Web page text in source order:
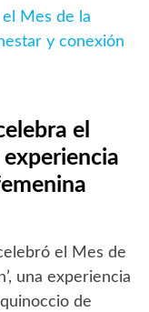
el
el Mes de
una experiencia
de